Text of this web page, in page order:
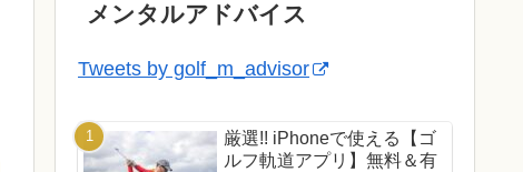
メンタルアドバイス
Tweets by golf_m_advisor
厳選!! iPhoneで使える【ゴ
ルフ軌道アプリ】無料＆有